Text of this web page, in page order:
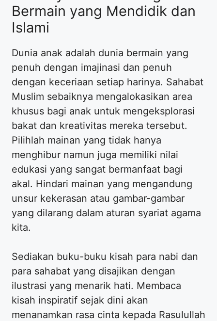
Bermain yang Mendidik dan
Islami
Dunia anak adalah dunia bermain yang
penuh dengan imajinasi dan penuh
dengan keceriaan setiap harinya. Sahabat
Muslim sebaiknya mengalokasikan area
khusus bagi anak untuk mengeksplorasi
bakat dan kreativitas mereka tersebut.
Pilihlah mainan yang tidak hanya
menghibur namun juga memiliki nilai
edukasi yang sangat bermanfaat bagi
akal. Hindari mainan yang mengandung
unsur kekerasan atau gambar-gambar
yang dilarang dalam aturan syariat agama
kita.
Sediakan buku-buku kisah para nabi dan
para sahabat yang disajikan dengan
ilustrasi yang menarik hati. Membaca
kisah inspiratif sejak dini akan
menanamkan rasa cinta kepada Rasulullah